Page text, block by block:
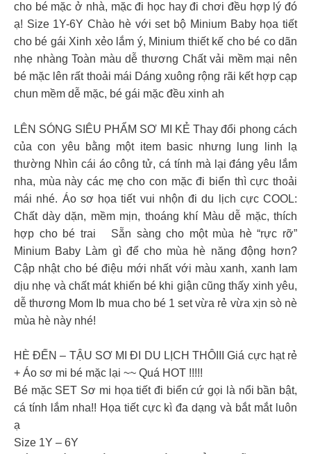
cho bé mặc ở nhà, mặc đi học hay đi chơi đều hợp lý đó
ạ! Size 1Y-6YChào hè với set bộ Minium Baby họa tiết
cho bé gái Xinh xẻo lắm ý, Minium thiết kế cho bé co dãn
nhẹ nhàng Toàn màu dễ thương Chất vải mềm mại nên
bé mặc lên rất thoải mái Dáng xuông rộng rãi kết hợp cạp
chun mềm dễ mặc, bé gái mặc đều xinh ah
LÊN SÓNG SIÊU PHẨM SƠ MI KẺ Thay đổi phong cách
của con yêu bằng một item basic nhưng lung linh lạ
thường Nhìn cái áo công tử, cá tính mà lại đáng yêu lắm
nha, mùa này các mẹ cho con mặc đi biển thì cực thoải
mái nhé. Áo sơ họa tiết vui nhộn đi du lịch cực COOL:
Chất dày dặn, mềm mịn, thoáng khí Màu dễ mặc, thích
hợp cho bé trai
Sẵn sàng cho một mùa hè “rực rỡ”
Minium Baby Làm gì để cho mùa hè năng động hơn?
Cập nhật cho bé điệu mới nhất với màu xanh, xanh lam
dịu nhẹ và chất mát khiến bé khi giận cũng thấy xinh yêu,
dễ thương Mom Ib mua cho bé 1 set vừa rẻ vừa xịn sò nè
mùa hè này nhé!
HÈ ĐẾN – TẬU SƠ MI ĐI DU LỊCH THÔIII Giá cực hạt rẻ
+ Áo sơ mi bé mặc lại ~~ Quá HOT !!!!!
Bé mặc SET Sơ mi họa tiết đi biển cứ gọi là nổi bần bật,
cá tính lắm nha!! Họa tiết cực kì đa dạng và bắt mắt luôn
ạ
Size 1Y – 6Y